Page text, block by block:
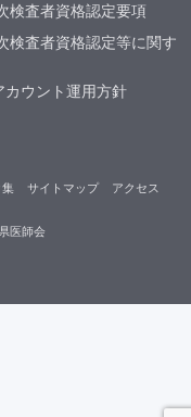
検査者資格認定要項
検査者資格認定等に関す
ウント運用方針
医師会
集 サイトマップ アクセス